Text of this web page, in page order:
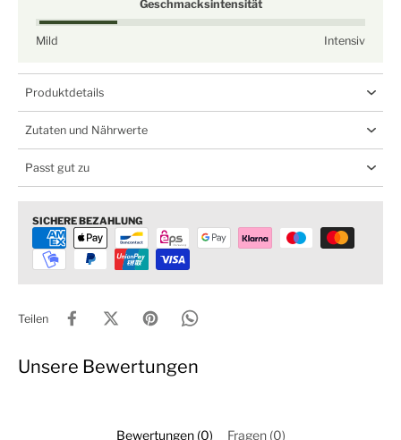
Geschmacksintensität
Mild Intensiv
Produktdetails
Zutaten und Nährwerte
Passt gut zu
SICHERE BEZAHLUNG
Teilen
Unsere Bewertungen
Bewertungen (0) Fragen (0)